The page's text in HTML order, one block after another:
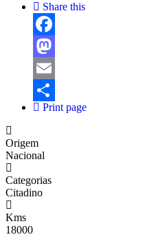
Share this
Facebook
Mastodon
Email
Share
Print page
Origem
Nacional
Categorias
Citadino
Kms
18000